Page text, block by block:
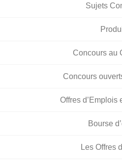
Sujets
Concours au
Concours
Offres d’Emplois
Bourse
Les Offres